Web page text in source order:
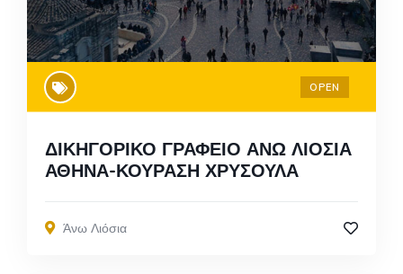
OPEN
ΔΙΚΗΓΟΡΙΚΟ ΓΡΑΦΕΙΟ ΑΝΩ ΛΙΟΣΙΑ
ΑΘΗΝΑ-ΚΟΥΡΑΣΗ ΧΡΥΣΟΥΛΑ
Άνω Λιόσια